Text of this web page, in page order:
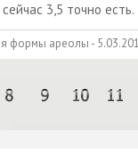
3,5 точно есть.
формы ареолы -